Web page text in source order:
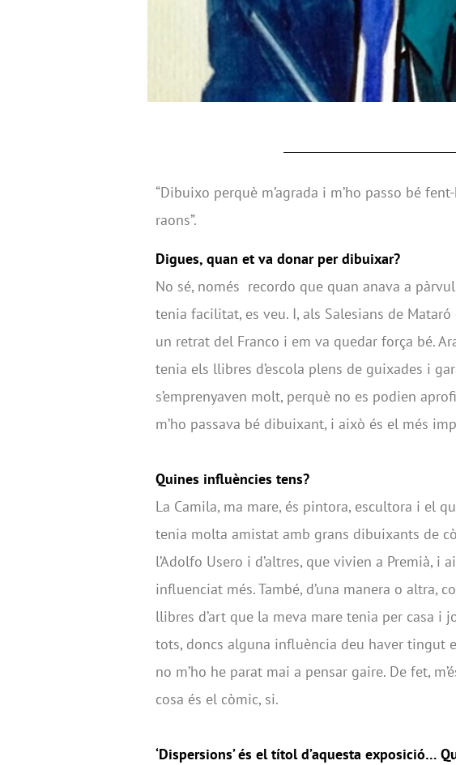
“Dibuixo perquè m’agrada i m’ho passo bé
raons”.
Digues, quan et va donar per dibuixar?
No sé, només recordo que quan anava a
tenia facilitat, es veu. I, als Salesians de
un retrat del Franco i em va quedar força bé.
tenia els llibres d’escola plens de guixades i
s’emprenyaven molt, perquè no es podien
m’ho passava bé dibuixant, i això és el més
Quines influències tens?
La Camila, ma mare, és pintora, escultora i el
tenia molta amistat amb grans dibuixants de
l’Adolfo Usero i d’altres, que vivien a Premià, i
influenciat més. També, d’una manera o altra,
llibres d’art que la meva mare tenia per casa i
tots, doncs alguna influència deu haver tingut
no m’ho he parat mai a pensar gaire. De fet,
cosa és el còmic, si.
‘Dispersions’ és el títol d’aquesta exposició…